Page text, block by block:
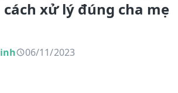
xử lý đúng cha mẹ
06/11/2023